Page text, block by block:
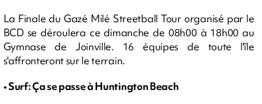
La Finale du Gazé Milé Streetball Tour organisé par le
BCD se déroulera ce dimanche de 08h00 à 18h00 au
Gymnase de Joinville. 16 équipes de toute l'île
s'affronteront sur le terrain.
• Surf: Ça se passe à Huntington Beach